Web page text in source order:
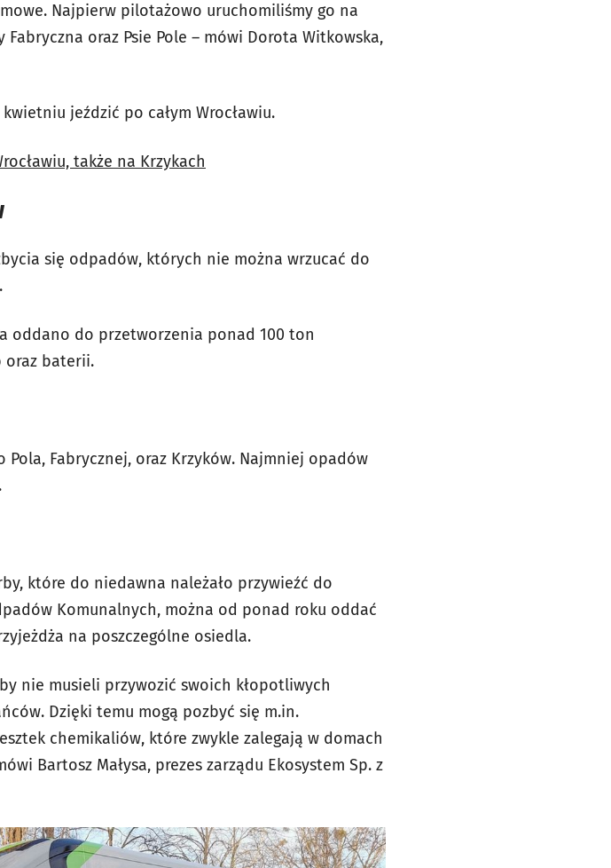
Najpierw pilotażowo uruchomiliśmy go na
oraz Psie Pole – mówi Dorota Witkowska,
jeździć po całym Wrocławiu.
także na Krzykach
się odpadów, których nie można wrzucać do
oddano do przetworzenia ponad 100 ton
oraz baterii.
Fabrycznej, oraz Krzyków. Najmniej opadów
które do niedawna należało przywieźć do
Komunalnych, można od ponad roku oddać
na poszczególne osiedla.
nie musieli przywozić swoich kłopotliwych
Dzięki temu mogą pozbyć się m.in.
chemikaliów, które zwykle zalegają w domach
Bartosz Małysa, prezes zarządu Ekosystem Sp. z